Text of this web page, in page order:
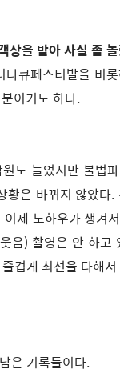
상을 받아 사실 좀
큐페스티발을 비
이기도 하다.
도 늘었지만 불법
은 바뀌지 않았다.
제 노하우가 생겨
음) 촬영은 안 하고
겁게 최선을 다해
은 기록들이다.